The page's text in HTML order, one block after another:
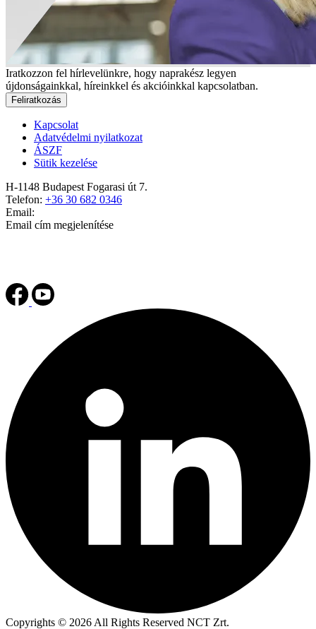
Iratkozzon fel hírlevelünkre, hogy naprakész legyen
újdonságainkkal, híreinkkel és akcióinkkal kapcsolatban.
Feliratkozás
Kapcsolat
Adatvédelmi nyilatkozat
ÁSZF
Sütik kezelése
H-1148 Budapest Fogarasi út 7.
Telefon: +36 30 682 0346
Email:
Email cím megjelenítése
Copyrights © 2026 All Rights Reserved NCT Zrt.